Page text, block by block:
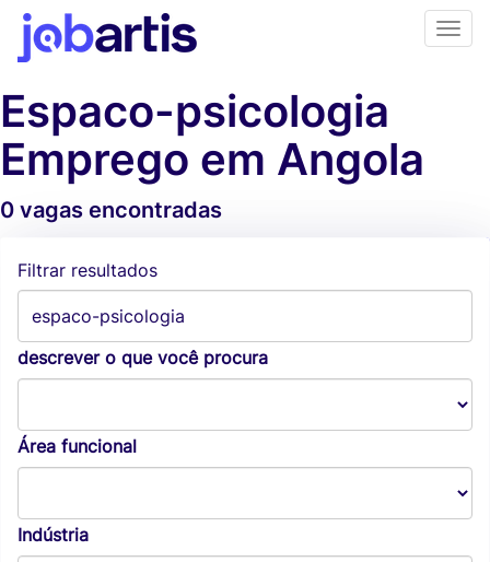
Espaco-psicologia
Emprego em Angola
0 vagas encontradas
Filtrar resultados
descrever o que você procura
Área funcional
Indústria